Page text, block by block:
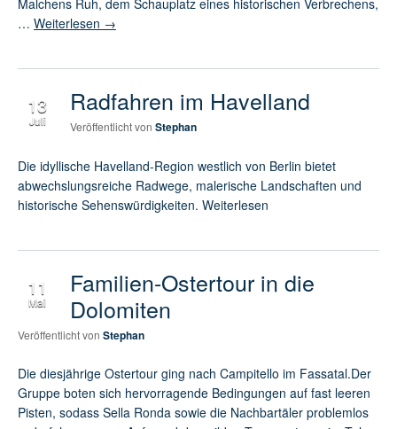
… Weiterlesen →
13
Juli
Radfahren im Havelland
Veröffentlicht von Stephan
Die idyllische Havelland-Region westlich von Berlin bietet
abwechslungsreiche Radwege, malerische Landschaften und
historische Sehenswürdigkeiten. Weiterlesen
11
Mai
Familien-Ostertour in die
Dolomiten
Veröffentlicht von Stephan
Die diesjährige Ostertour ging nach Campitello im Fassatal.Der
Gruppe boten sich hervorragende Bedingungen auf fast leeren
Pisten, sodass Sella Ronda sowie die Nachbartäler problemlos